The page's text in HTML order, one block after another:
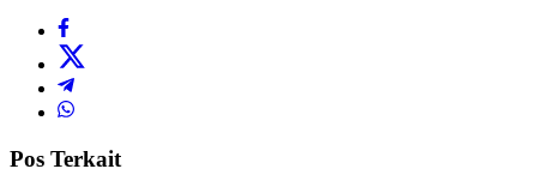
Pos Terkait